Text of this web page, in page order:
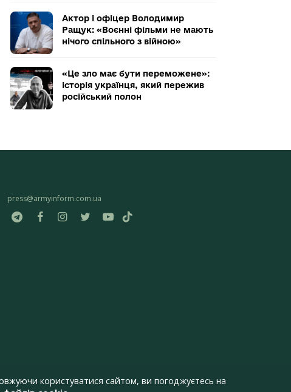
Актор і офіцер Володимир
Ращук: «Воєнні фільми не мають
нічого спільного з війною»
«Це зло має бути переможене»:
історія українця, який пережив
російський полон
press@armyinform.com.ua
користуватися сайтом, ви погоджуєтесь на